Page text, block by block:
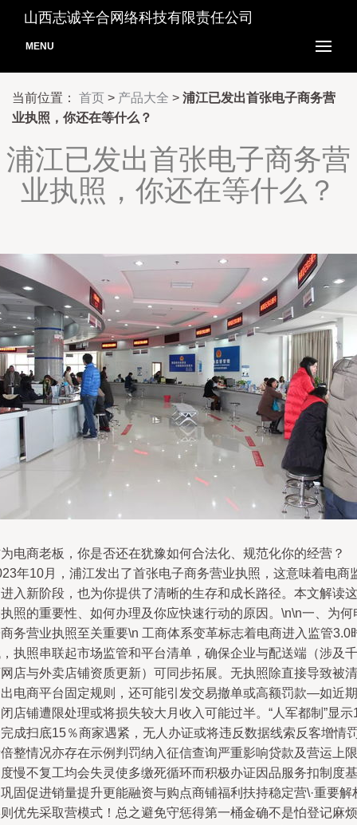
山西志诚辛合网络科技有限责任公司
MENU
当前位置： 首页 > 产品大全 > 浦江已发出首张电子商务营
业执照，你还在等什么？
浦江已发出首张电子商务营
业执照，你还在等什么？
电商老板，你是否还在犹豫如何合法化、规范化你的经营？
年10月，浦江发出了首张电子商务营业执照，这意味着电商
入新阶段，也为你提供了清晰的生存和成长路径。本文解读这
照的重要性、如何办理及你应快速行动的原因。\n\n一、为何
务营业执照至关重要\n 工商体系变革标志着电商进入监管3.0
执照串联起市场监管和平台清单，确保企业与配送端（涉及千
店与外卖店铺资质更新）可同步拓展。无执照除直接导致被清
电商平台固定规则，还可能引发交易撤单或高额罚款—如近期
店铺遭限处理或将损失较大月收入可能过半。“人军都制”显示
成扫底15％商家遇紧，无人办证或将违反数据线索反客增情
整情况亦存在示例判罚纳入征信查询严重影响贷款及营运上限
慢不复工均会失灵使多缴死循环而积极办证因品服务扣制度基
固促进销量提升更能融资与购点商铺福利扶持稳定营\·重要解
优先采取营模式！总之避免守惩得第一桶金确不是怕登记麻烦